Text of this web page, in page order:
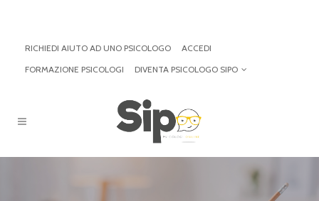
RICHIEDI AIUTO AD UNO PSICOLOGO
ACCEDI
FORMAZIONE PSICOLOGI
DIVENTA PSICOLOGO SIPO